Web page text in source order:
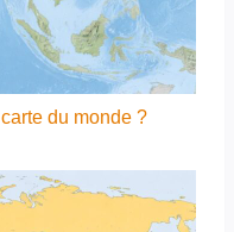
du monde ?